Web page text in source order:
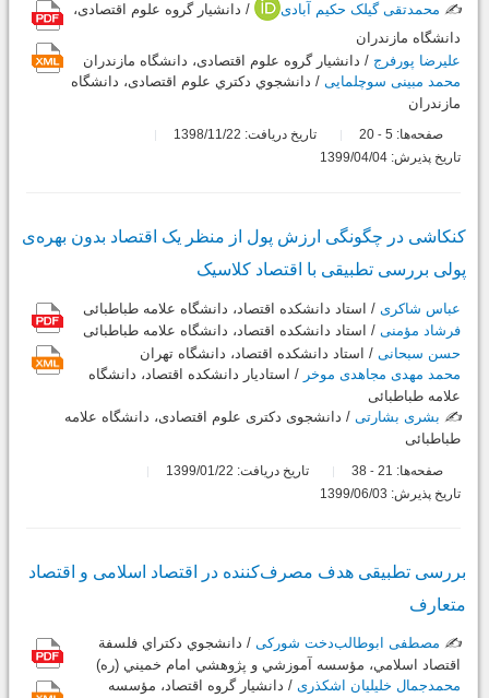
✍️ محمدتقی گیلک حکیم آبادی
/ دانشيار گروه علوم اقتصادی،
دانشگاه مازندران
علیرضا پورفرج / دانشيار گروه علوم اقتصادی، دانشگاه مازندران
محمد مبینی سوچلمایی / دانشجوي دکتري علوم اقتصادی، دانشگاه
مازندران
صفحه‌ها: 5
-
تاریخ دریافت: 1398/11/22
تاریخ پذیرش: 1399/04/04
کنکاشی در چگونگی ارزش پول از منظر یک اقتصاد بدون بهره‌ی
پولی بررسی تطبیقی با اقتصاد کلاسیک
عباس شاکری / استاد دانشکده اقتصاد، دانشگاه علامه طباطبائی
فرشاد مؤمنی / استاد دانشکده اقتصاد، دانشگاه علامه طباطبائی
حسن سبحانی / استاد دانشکده اقتصاد، دانشگاه تهران
محمد مهدی مجاهدی موخر / استادیار دانشکده اقتصاد، دانشگاه
علامه طباطبائی
✍️ بشری بشارتی / دانشجوی دکتری علوم اقتصادی، دانشگاه علامه
طباطبائی
صفحه‌ها: 21
-
تاریخ دریافت: 1399/01/22
تاریخ پذیرش: 1399/06/03
بررسی تطبیقی هدف مصرف‌کننده در اقتصاد اسلامی و اقتصاد
متعارف
✍️ مصطفی ابوطالب‌دخت شورکی / دانشجوي دكتراي فلسفة
اقتصاد اسلامي، مؤسسه آموزشي و پژوهشي امام خميني (ره)
محمدجمال خلیلیان اشکذری / دانشيار گروه اقتصاد، مؤسسه